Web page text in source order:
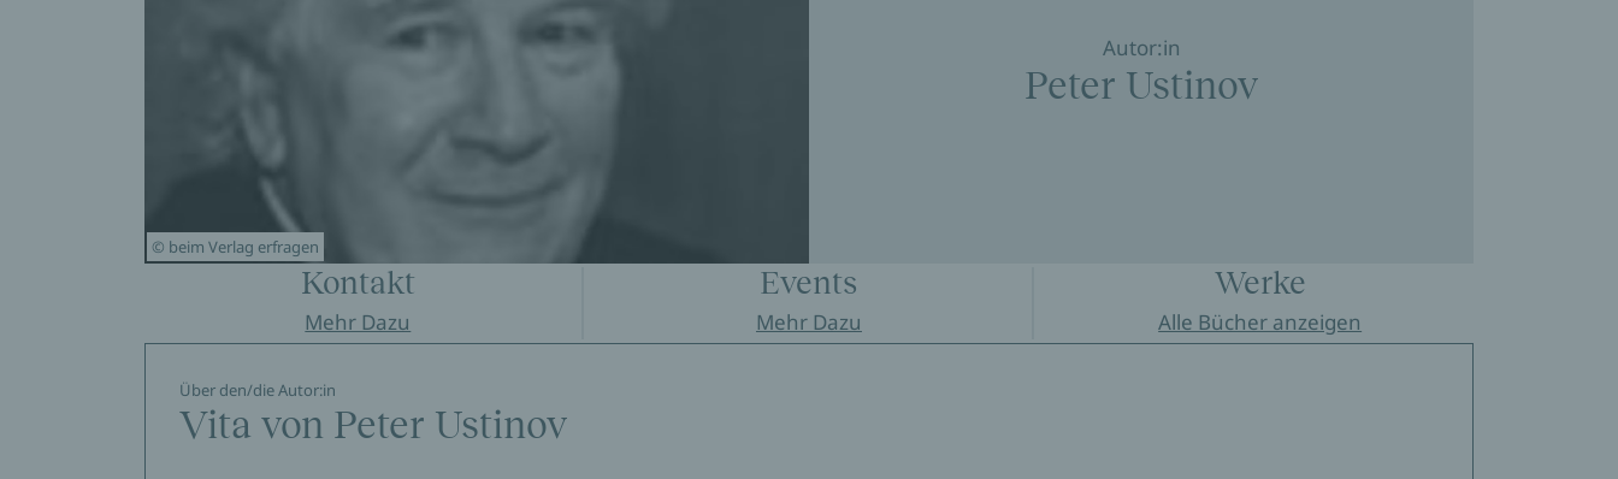
© beim Verlag erfragen
Autor:in
Peter Ustinov
Kontakt
Mehr Dazu
Events
Mehr Dazu
Werke
Alle Bücher anzeigen
Über den/die Autor:in
Vita von Peter Ustinov